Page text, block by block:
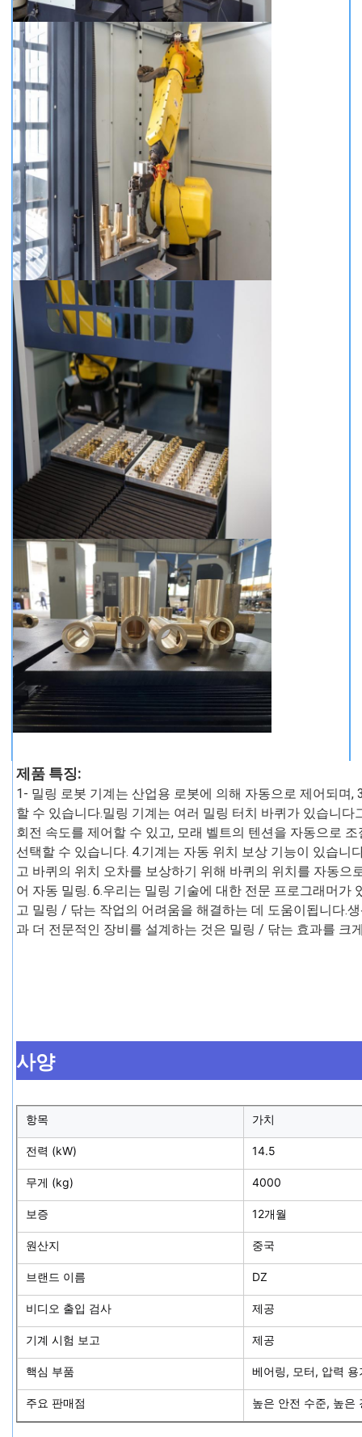
제품 특징:
1- 밀링 로봇 기계는 산업용 로봇에 의해 자동으로 제어되며
할 수 있습니다.밀링 기계는 여러 밀링 터치 바퀴가 있습니
회전 속도를 제어할 수 있고, 모래 벨트의 텐션을 자동으로
선택할 수 있습니다. 4.기계는 자동 위치 보상 기능이 있습니
고 바퀴의 위치 오차를 보상하기 위해 바퀴의 위치를 자동으
어 자동 밀링. 6.우리는 밀링 기술에 대한 전문 프로그래머가
고 밀링 / 닦는 작업의 어려움을 해결하는 데 도움이됩니다.
과 더 전문적인 장비를 설계하는 것은 밀링 / 닦는 효과를 크
사양
항목 가치
전력 (kW) 14.5
무게 (kg) 4000
보증 12개월
원산지 중국
브랜드 이름 DZ
비디오 출입 검사 제공
기계 시험 보고 제공
핵심 부품 베어링, 모터, 압력 용
주요 판매점 높은 안전 수준, 높은